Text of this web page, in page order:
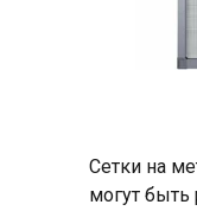
Сетки на
могут быть